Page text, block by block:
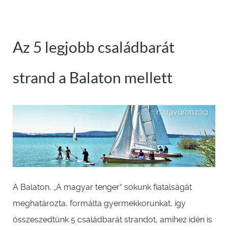
Az 5 legjobb családbarát
strand a Balaton mellett
A Balaton, „A magyar tenger” sokunk fiatalságát
meghatározta, formálta gyermekkorunkat, így
összeszedtünk 5 családbarát strandot, amihez idén is